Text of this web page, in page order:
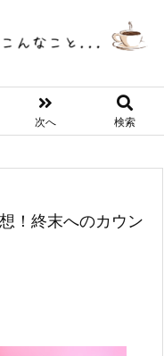
次へ 検索
！終末へのカウン